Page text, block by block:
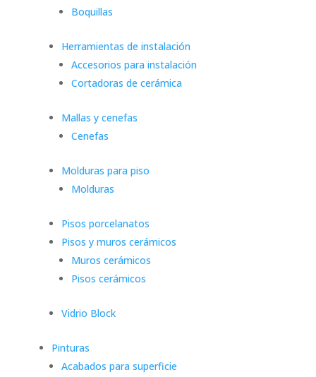
Boquillas
Herramientas de instalación
Accesorios para instalación
Cortadoras de cerámica
Mallas y cenefas
Cenefas
Molduras para piso
Molduras
Pisos porcelanatos
Pisos y muros cerámicos
Muros cerámicos
Pisos cerámicos
Vidrio Block
Pinturas
Acabados para superficie